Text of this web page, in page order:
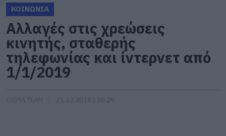
ΚΟΙΝΩΝΙΑ
Αλλαγές στις χρεώσεις
κινητής, σταθερής
τηλεφωνίας και ίντερνετ από
1/1/2019